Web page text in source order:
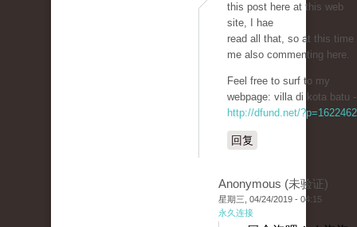
this post here at this web
site, I hae
read all that, so at this time
me also commenting һere.
Feel free to surf to my
webpage: vіllа di kota batu -
http://dfund.net/?p=1622462
回复
Anonymous (未验证)
星期三, 04/24/2019 - 04:15
永久连接